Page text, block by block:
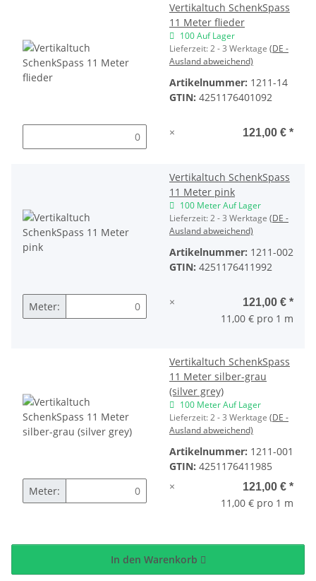
Vertikaltuch SchenkSpass
11 Meter flieder
100 Auf Lager
Lieferzeit:2 - 3 Werktage (DE -
Ausland abweichend)
Artikelnummer: 1211-14
GTIN: 4251176401092
× 121,00 € *
Vertikaltuch SchenkSpass
11 Meter pink
100 Meter Auf Lager
Lieferzeit:2 - 3 Werktage (DE -
Ausland abweichend)
Artikelnummer: 1211-002
GTIN: 4251176411992
Meter: × 121,00 € *
11,00 € pro 1 m
Vertikaltuch SchenkSpass
11 Meter silber-grau
(silver grey)
100 Meter Auf Lager
Lieferzeit:2 - 3 Werktage (DE -
Ausland abweichend)
Artikelnummer: 1211-001
GTIN: 4251176411985
Meter:
× 121,00 € *
11,00 € pro 1 m
In den Warenkorb